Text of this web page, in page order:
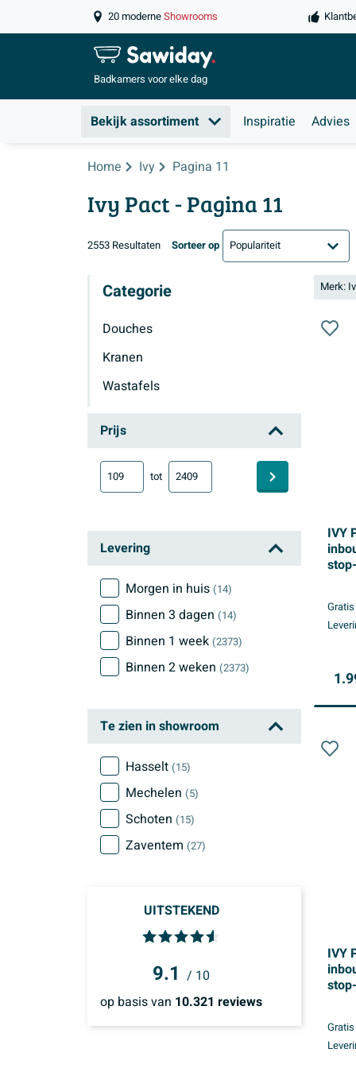
20 moderneShowrooms
Badkamers voor elke dag
Bekijk assortiment Inspiratie Advies
Home Ivy Pagina 11
Ivy Pact- Pagina 11
2553 Resultaten Sorteer op
Categorie
Douches
Kranen
Wastafels
Ivy Pact
Prijs
tot
Levering
Morgen in huis (14)
Binnen 3 dagen (14)
Binnen 1 week (2373)
Binnen 2 weken (2373)
Te zien in showroom
Hasselt (15)
Mechelen (5)
Schoten (15)
Zaventem (27)
UITSTEKEND
9.1 / 10
op basis van 10.321 reviews
Merk:
IVY
IVY